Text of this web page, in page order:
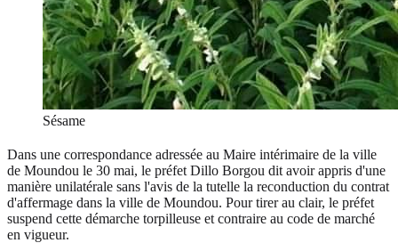
Sésame
Dans une correspondance adressée au Maire intérimaire de la ville
de Moundou le 30 mai, le préfet Dillo Borgou dit avoir appris d'une
manière unilatérale sans l'avis de la tutelle la reconduction du contrat
d'affermage dans la ville de Moundou. Pour tirer au clair, le préfet
suspend cette démarche torpilleuse et contraire au code de marché
en vigueur.